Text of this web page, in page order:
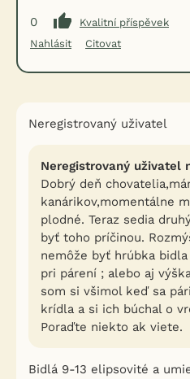
0
Kvalitní příspěvek
Nahlásit
Citovat
Neregistrovaný uživatel
Neregistrovaný uživatel
Dobrý deň
kanárikov,momentálne
plodné. Teraz sedia
byť toho príčinou.
nemôže byť hrúbka
pri párení ; alebo aj
som si všimol keď sa
krídla a si ich búchal o
Poraďte niekto ak viete.
Bidlá 9-13 elipsovité a